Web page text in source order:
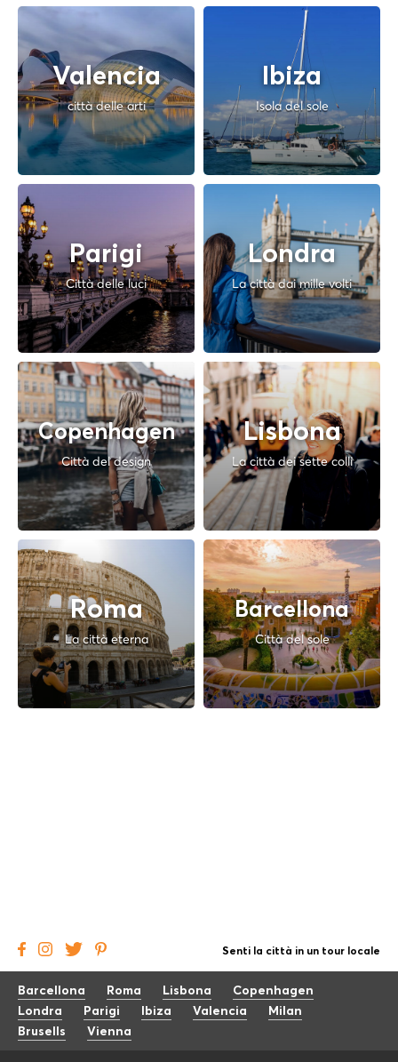
Valencia
città delle arti
Ibiza
Isola del sole
Parigi
Città delle luci
Londra
La città dai mille volti
Copenhagen
Città del design
Lisbona
La città dei sette colli
Roma
La città eterna
Barcellona
Città del sole
Senti la città in un tour locale
Barcellona Roma Lisbona
Copenhagen
Londra
Parigi Ibiza Valencia
Milan
Brusells
Vienna